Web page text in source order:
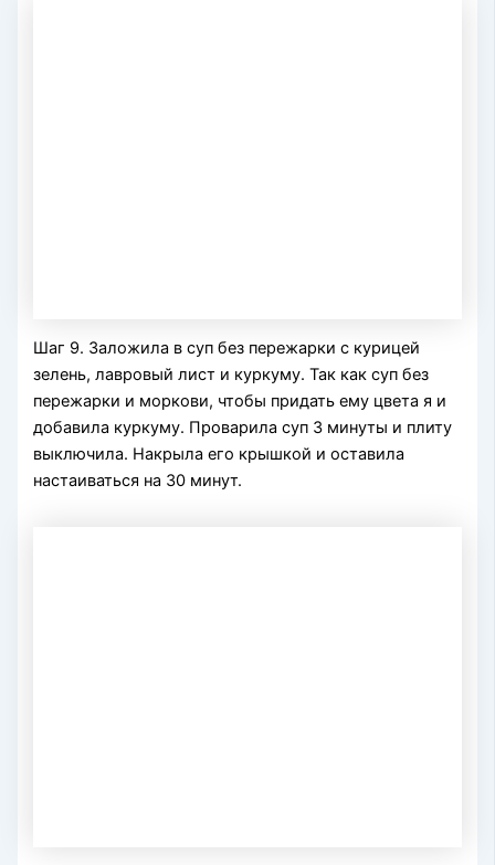
Шаг 9. Заложила в суп без пережарки с курицей
зелень, лавровый лист и куркуму. Так как суп без
пережарки и моркови, чтобы придать ему цвета я и
добавила куркуму. Проварила суп 3 минуты и плиту
выключила. Накрыла его крышкой и оставила
настаиваться на 30 минут.